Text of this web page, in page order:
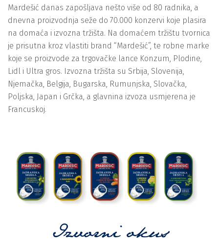
Mardešić danas zapošljava nešto više od 80 radnika, a
dnevna proizvodnja seže do 70.000 konzervi koje plasira
na domaća i izvozna tržišta. Na domaćem tržištu tvornica
je prisutna kroz vlastiti brand “Mardešić”, te robne marke
koje se proizvode za trgovačke lance Konzum, Plodine,
Lidl i Ultra gros. Izvozna tržišta su Srbija, Slovenija,
Njemačka, Belgija, Bugarska, Rumunjska, Slovačka,
Poljska, Japan i Grčka, a glavnina izvoza usmjerena je
Francuskoj.
Izvorni okus